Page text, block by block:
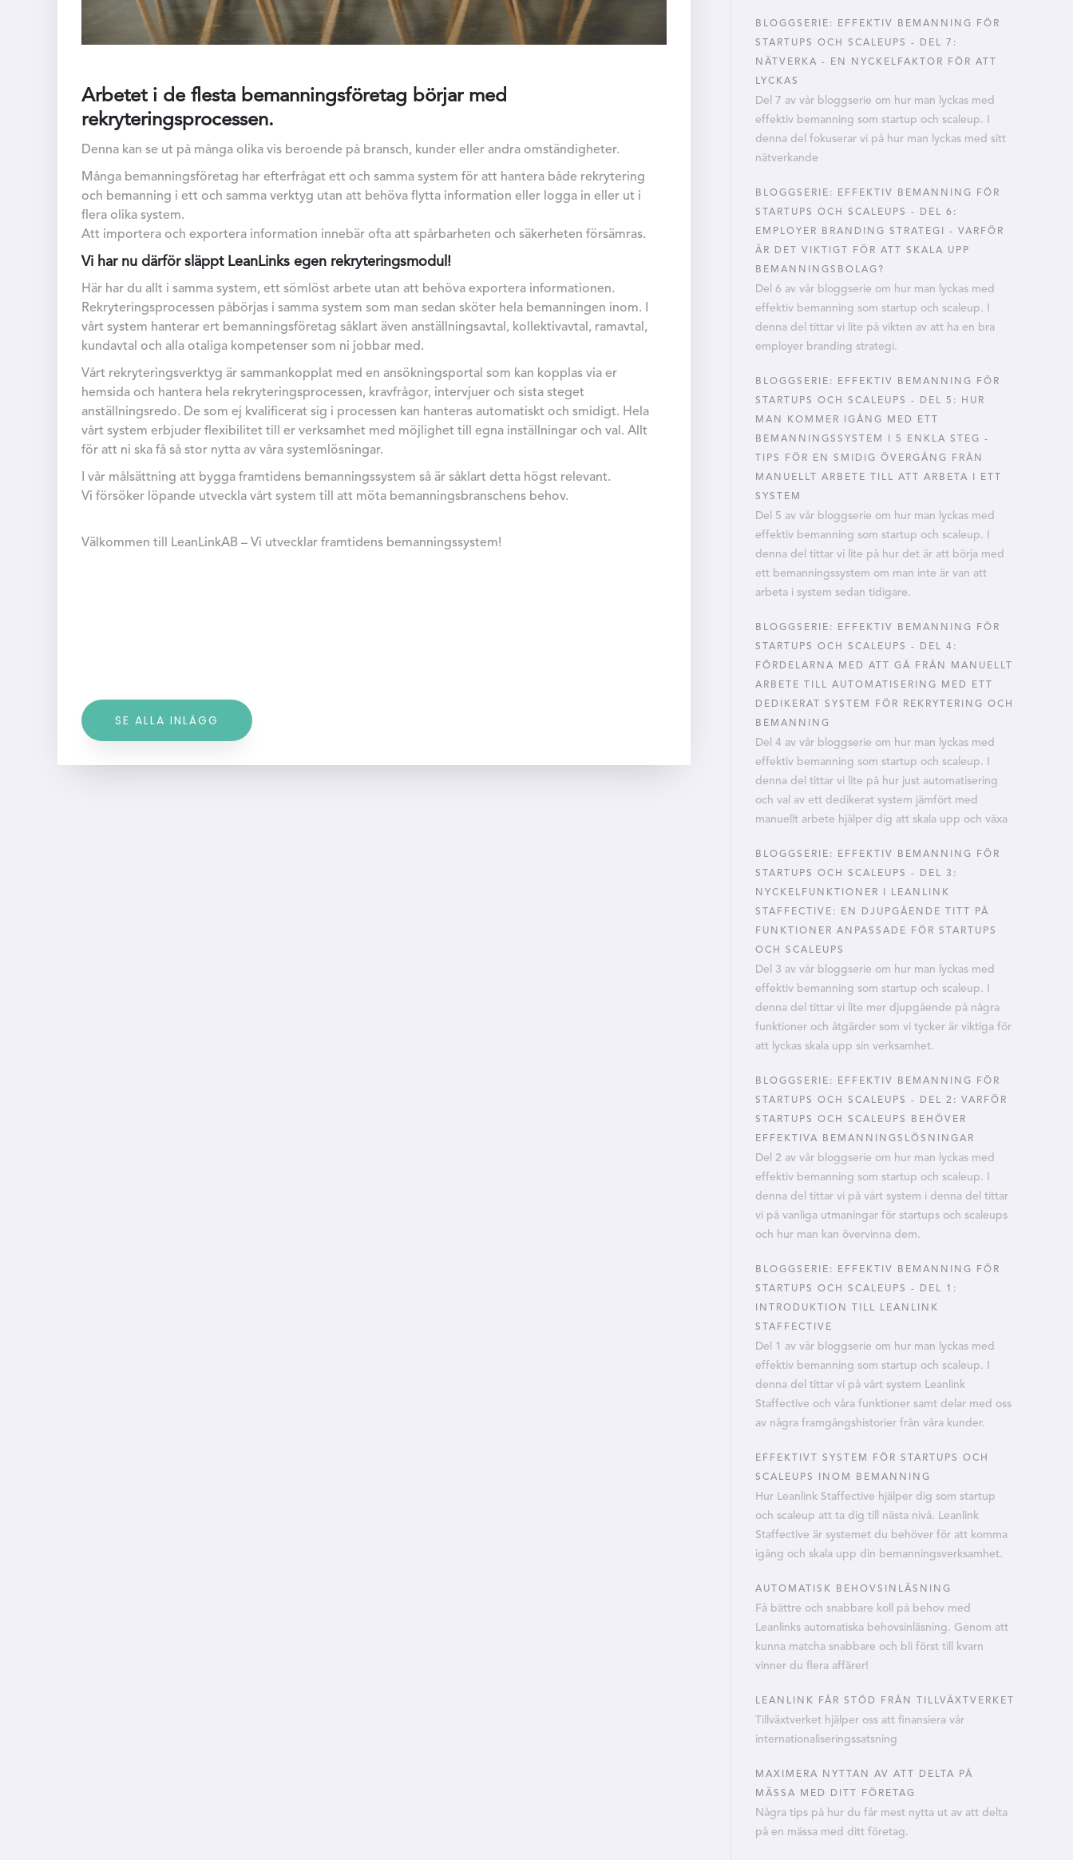
Arbetet i de flesta bemanningsföretag börjar med
rekryteringsprocessen.
Denna kan se ut på många olika vis beroende på bransch, kunder eller andra omständigheter.
Många bemanningsföretag har efterfrågat ett och samma system för att hantera både rekrytering
och bemanning i ett och samma verktyg utan att behöva flytta information eller logga in eller ut i
flera olika system.
Att importera och exportera information innebär ofta att spårbarheten och säkerheten försämras.
Vi har nu därför släppt LeanLinks egen rekryteringsmodul!
Här har du allt i samma system, ett sömlöst arbete utan att behöva exportera informationen.
Rekryteringsprocessen påbörjas i samma system som man sedan sköter hela bemanningen inom. I
vårt system hanterar ert bemanningsföretag såklart även anställningsavtal, kollektivavtal, ramavtal,
kundavtal och alla otaliga kompetenser som ni jobbar med.
Vårt rekryteringsverktyg är sammankopplat med en ansökningsportal som kan kopplas via er
hemsida och hantera hela rekryteringsprocessen, kravfrågor, intervjuer och sista steget
anställningsredo. De som ej kvalificerat sig i processen kan hanteras automatiskt och smidigt. Hela
vårt system erbjuder flexibilitet till er verksamhet med möjlighet till egna inställningar och val. Allt
för att ni ska få så stor nytta av våra systemlösningar.
I vår målsättning att bygga framtidens bemanningssystem så är såklart detta högst relevant.
Vi försöker löpande utveckla vårt system till att möta bemanningsbranschens behov.
Välkommen till LeanLinkAB – Vi utvecklar framtidens bemanningssystem!
SE ALLA INLÄGG
BLOGGSERIE: EFFEKTIV BEMANNING FÖR
STARTUPS OCH SCALEUPS - DEL 7:
NÄTVERKA - EN NYCKELFAKTOR FÖR ATT
LYCKAS
Del 7 av vår bloggserie om hur man lyckas med
effektiv bemanning som startup och scaleup. I
denna del fokuserar vi på hur man lyckas med sitt
nätverkande
BLOGGSERIE: EFFEKTIV BEMANNING FÖR
STARTUPS OCH SCALEUPS - DEL 6:
EMPLOYER BRANDING STRATEGI - VARFÖR
ÄR DET VIKTIGT FÖR ATT SKALA UPP
BEMANNINGSBOLAG?
Del 6 av vår bloggserie om hur man lyckas med
effektiv bemanning som startup och scaleup. I
denna del tittar vi lite på vikten av att ha en bra
employer branding strategi.
BLOGGSERIE: EFFEKTIV BEMANNING FÖR
STARTUPS OCH SCALEUPS - DEL 5: HUR
MAN KOMMER IGÅNG MED ETT
BEMANNINGSSYSTEM I 5 ENKLA STEG -
TIPS FÖR EN SMIDIG ÖVERGÅNG FRÅN
MANUELLT ARBETE TILL ATT ARBETA I ETT
SYSTEM
Del 5 av vår bloggserie om hur man lyckas med
effektiv bemanning som startup och scaleup. I
denna del tittar vi lite på hur det är att börja med
ett bemanningssystem om man inte är van att
arbeta i system sedan tidigare.
BLOGGSERIE: EFFEKTIV BEMANNING FÖR
STARTUPS OCH SCALEUPS - DEL 4:
FÖRDELARNA MED ATT GÅ FRÅN MANUELLT
ARBETE TILL AUTOMATISERING MED ETT
DEDIKERAT SYSTEM FÖR REKRYTERING OCH
BEMANNING
Del 4 av vår bloggserie om hur man lyckas med
effektiv bemanning som startup och scaleup. I
denna del tittar vi lite på hur just automatisering
och val av ett dedikerat system jämfört med
manuellt arbete hjälper dig att skala upp och växa
BLOGGSERIE: EFFEKTIV BEMANNING FÖR
STARTUPS OCH SCALEUPS - DEL 3:
NYCKELFUNKTIONER I LEANLINK
STAFFECTIVE: EN DJUPGÅENDE TITT PÅ
FUNKTIONER ANPASSADE FÖR STARTUPS
OCH SCALEUPS
Del 3 av vår bloggserie om hur man lyckas med
effektiv bemanning som startup och scaleup. I
denna del tittar vi lite mer djupgående på några
funktioner och åtgärder som vi tycker är viktiga för
att lyckas skala upp sin verksamhet.
BLOGGSERIE: EFFEKTIV BEMANNING FÖR
STARTUPS OCH SCALEUPS - DEL 2: VARFÖR
STARTUPS OCH SCALEUPS BEHÖVER
EFFEKTIVA BEMANNINGSLÖSNINGAR
Del 2 av vår bloggserie om hur man lyckas med
effektiv bemanning som startup och scaleup. I
denna del tittar vi på vårt system i denna del tittar
vi på vanliga utmaningar för startups och scaleups
och hur man kan övervinna dem.
BLOGGSERIE: EFFEKTIV BEMANNING FÖR
STARTUPS OCH SCALEUPS - DEL 1:
INTRODUKTION TILL LEANLINK
STAFFECTIVE
Del 1 av vår bloggserie om hur man lyckas med
effektiv bemanning som startup och scaleup. I
denna del tittar vi på vårt system Leanlink
Staffective och våra funktioner samt delar med oss
av några framgångshistorier från våra kunder.
EFFEKTIVT SYSTEM FÖR STARTUPS OCH
SCALEUPS INOM BEMANNING
Hur Leanlink Staffective hjälper dig som startup
och scaleup att ta dig till nästa nivå. Leanlink
Staffective är systemet du behöver för att komma
igång och skala upp din bemanningsverksamhet.
AUTOMATISK BEHOVSINLÄSNING
Få bättre och snabbare koll på behov med
Leanlinks automatiska behovsinläsning. Genom att
kunna matcha snabbare och bli först till kvarn
vinner du flera affärer!
LEANLINK FÅR STÖD FRÅN TILLVÄXTVERKET
Tillväxtverket hjälper oss att finansiera vår
internationaliseringssatsning
MAXIMERA NYTTAN AV ATT DELTA PÅ
MÄSSA MED DITT FÖRETAG
Några tips på hur du får mest nytta ut av att delta
på en mässa med ditt företag.